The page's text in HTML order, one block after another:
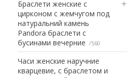
Браслети женские с
цирконом с жемчугом под
натуральний камень
Pandora браслети с
бусинами вечерние
560
Часи женские наручние
кварцевие, с браслетом и